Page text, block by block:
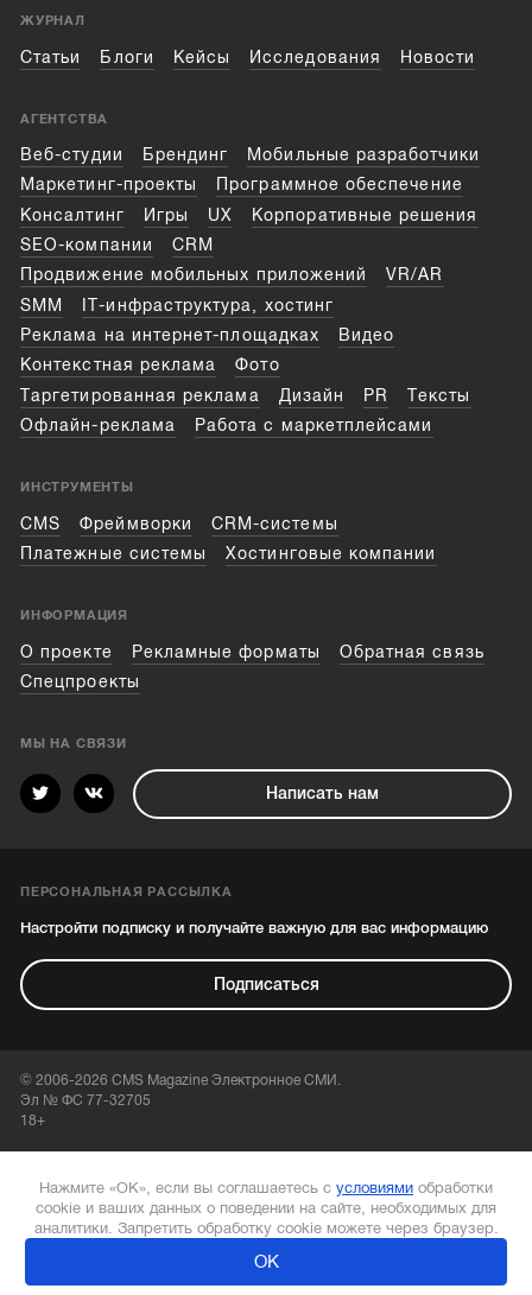
ЖУРНАЛ
Статьи Блоги Кейсы Исследования Новости
АГЕНТСТВА
Веб-студии Брендинг
Мобильные разработчики
Маркетинг-проекты
Программное обеспечение
Консалтинг
Игры UX
Корпоративные решения
SEO-компании
CRM
Продвижение мобильных приложений
VR/AR
SMM
IT-инфраструктура, хостинг
Реклама на интернет-площадках
Видео
Контекстная реклама
Фото
Таргетированная реклама
Дизайн PR
Тексты
Офлайн-реклама
Работа с маркетплейсами
ИНСТРУМЕНТЫ
CMS Фреймворки
CRM-системы
Платежные системы
Хостинговые компании
ИНФОРМАЦИЯ
О проекте Рекламные форматы
Обратная связь
Спецпроекты
МЫ НА СВЯЗИ
Написать нам
ПЕРСОНАЛЬНАЯ РАССЫЛКА
Настройти подписку и получайте важную для вас информацию
Подписаться
© 2006-2026 CMS Magazine Электронное СМИ.
Эл № ФС 77-32705
18+
Нажмите «ОК», если вы соглашаетесь с условиями обработки
cookie и ваших данных о поведении на сайте, необходимых для
аналитики. Запретить обработку cookie можете через браузер.
ОК